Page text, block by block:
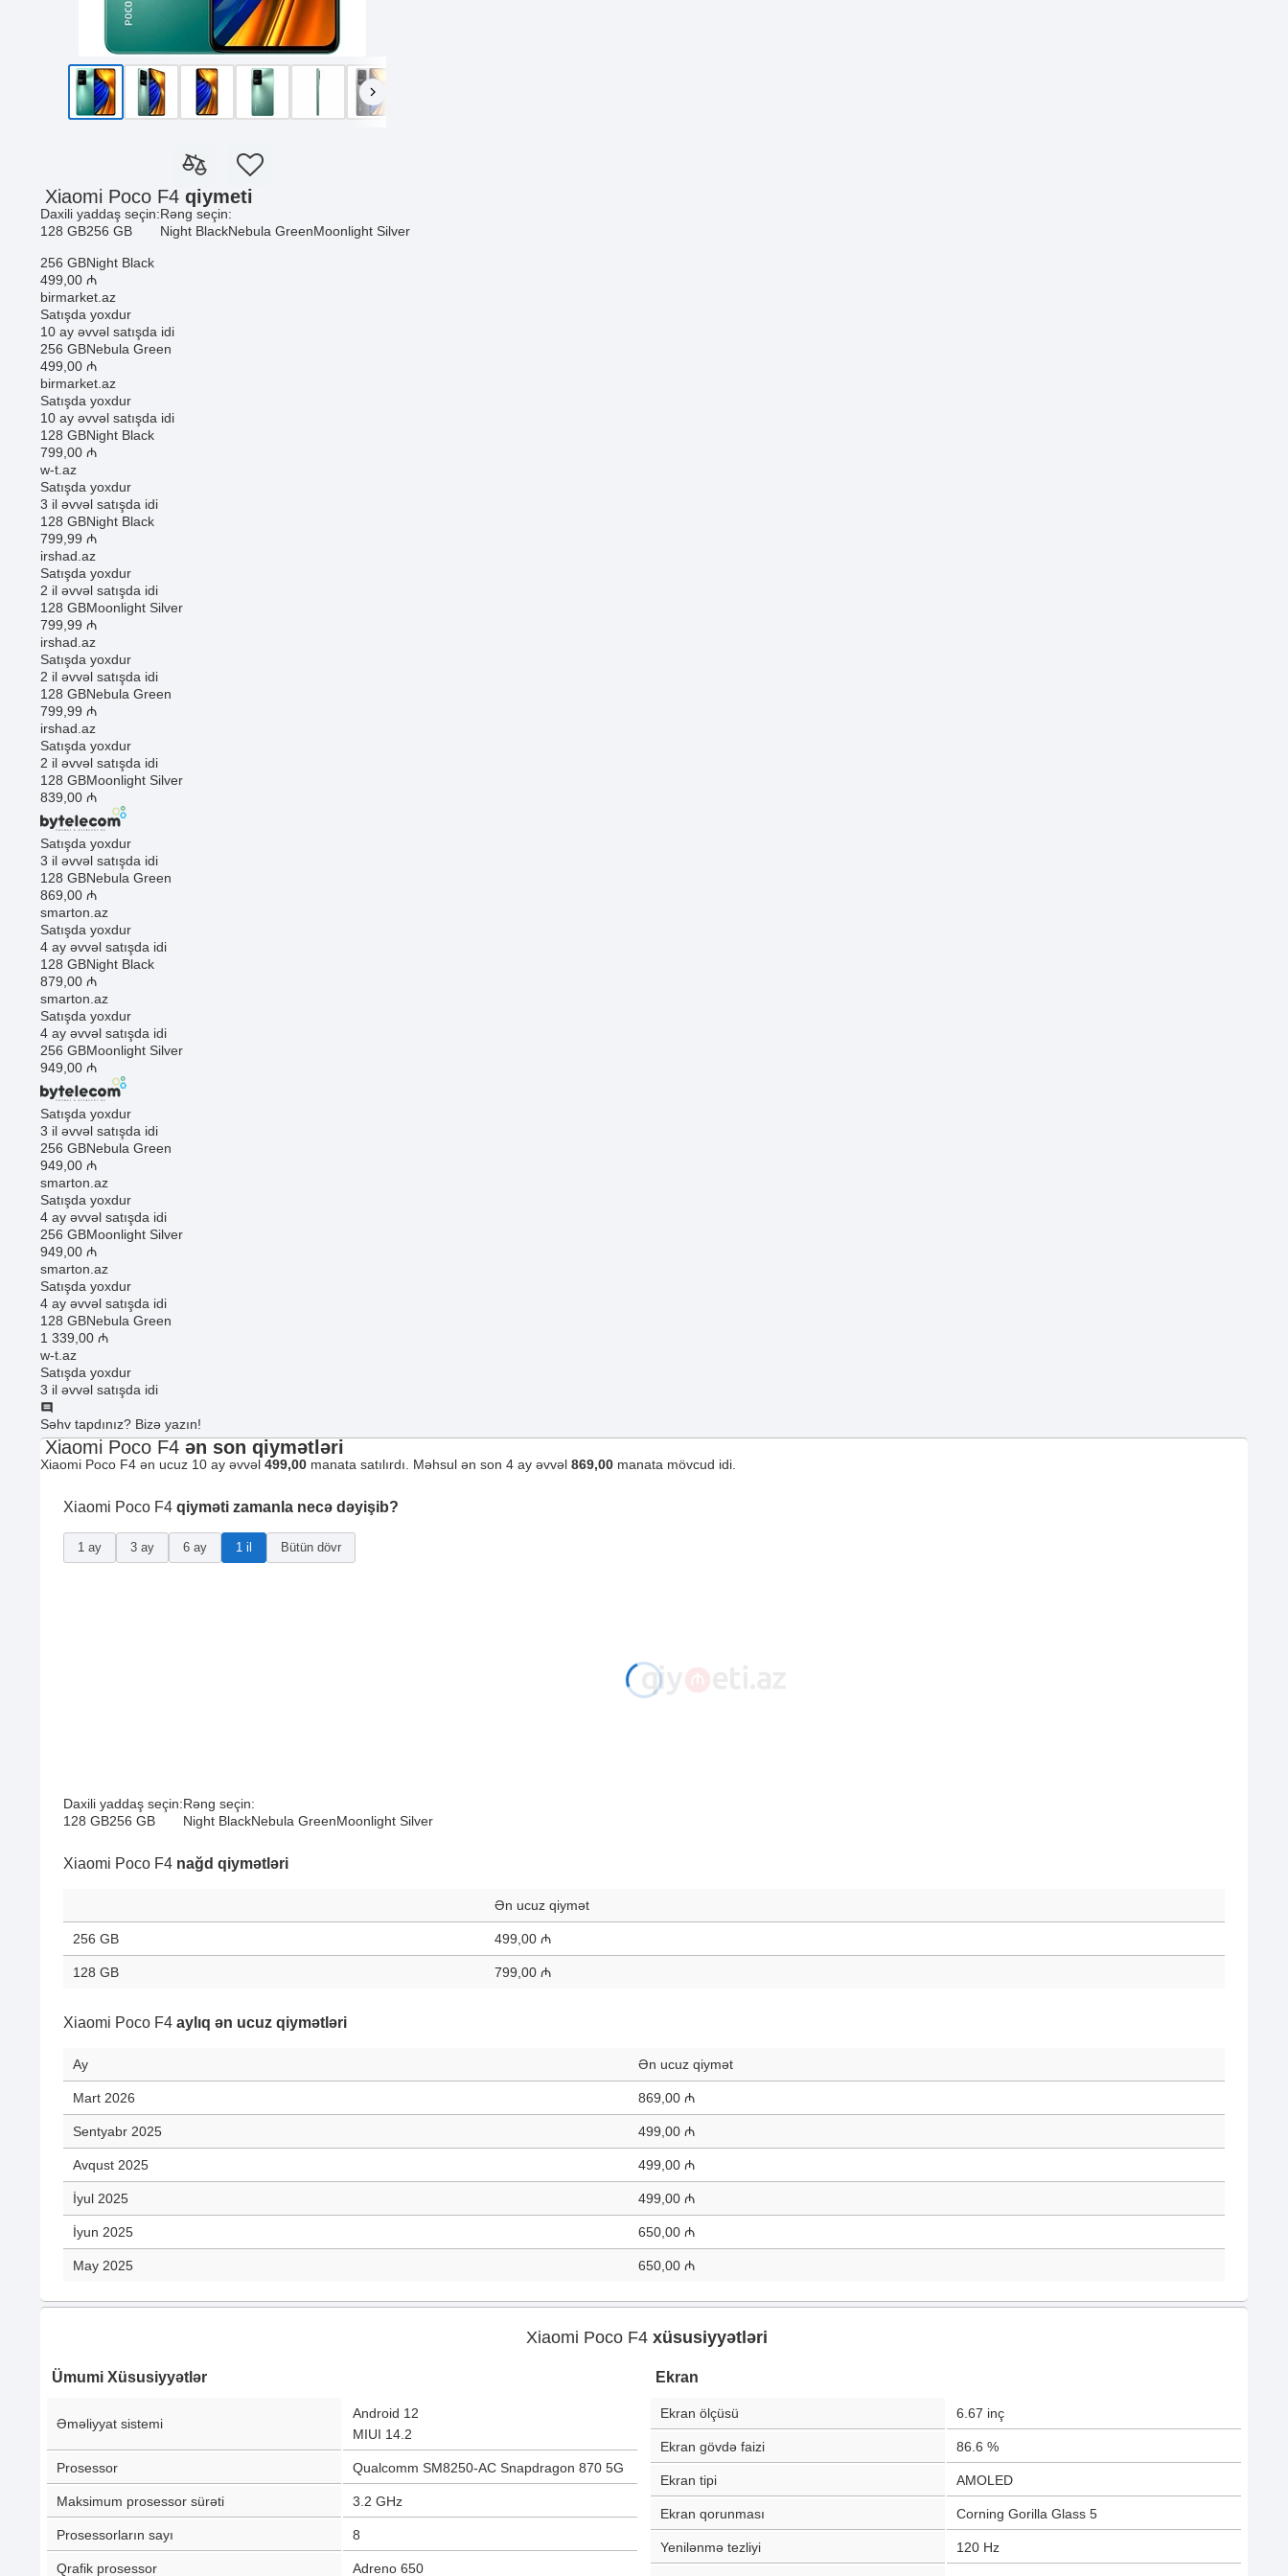
Xiaomi Poco F4 qiymeti
Daxili yaddaş seçin:
128 GB256 GB
Rəng seçin:
Night BlackNebula GreenMoonlight Silver
256 GBNight Black
499 ,00 ₼
birmarket.az
Satışda yoxdur
10 ay əvvəl satışda idi
256 GBNebula Green
499 ,00 ₼
birmarket.az
Satışda yoxdur
10 ay əvvəl satışda idi
128 GBNight Black
799 ,00 ₼
w-t.az
Satışda yoxdur
3 il əvvəl satışda idi
128 GBNight Black
799 ,99 ₼
irshad.az
Satışda yoxdur
2 il əvvəl satışda idi
128 GBMoonlight Silver
799 ,99 ₼
irshad.az
Satışda yoxdur
2 il əvvəl satışda idi
128 GBNebula Green
799 ,99 ₼
irshad.az
Satışda yoxdur
2 il əvvəl satışda idi
128 GBMoonlight Silver
839 ,00 ₼
Satışda yoxdur
3 il əvvəl satışda idi
128 GBNebula Green
869 ,00 ₼
smarton.az
Satışda yoxdur
4 ay əvvəl satışda idi
128 GBNight Black
879 ,00 ₼
smarton.az
Satışda yoxdur
4 ay əvvəl satışda idi
256 GBMoonlight Silver
949 ,00 ₼
Satışda yoxdur
3 il əvvəl satışda idi
256 GBNebula Green
949 ,00 ₼
smarton.az
Satışda yoxdur
4 ay əvvəl satışda idi
256 GBMoonlight Silver
949 ,00 ₼
smarton.az
Satışda yoxdur
4 ay əvvəl satışda idi
128 GBNebula Green
1 339 ,00 ₼
w-t.az
Satışda yoxdur
3 il əvvəl satışda idi
Səhv tapdınız? Bizə yazın!
Xiaomi Poco F4 ən son qiymətləri
Xiaomi Poco F4 ən ucuz 10 ay əvvəl 499,00 manata satılırdı. Məhsul ən son 4 ay əvvəl 869,00 manata mövcud idi.
Xiaomi Poco F4 qiyməti zamanla necə dəyişib?
1 ay 3 ay 6 ay 1 il Bütün dövr
Daxili yaddaş seçin:
128 GB256 GB
Rəng seçin:
Night BlackNebula GreenMoonlight Silver
Xiaomi Poco F4 nağd qiymətləri
Ən ucuz qiymət
256 GB 499,00 ₼
128 GB 799,00 ₼
Xiaomi Poco F4 aylıq ən ucuz qiymətləri
Ay Ən ucuz qiymət
Mart 2026 869,00 ₼
Sentyabr 2025 499,00 ₼
Avqust 2025 499,00 ₼
İyul 2025 499,00 ₼
İyun 2025 650,00 ₼
May 2025 650,00 ₼
Xiaomi Poco F4 xüsusiyyətləri
Ümumi Xüsusiyyətlər
Əməliyyat sistemi
Android 12
MIUI 14.2
Prosessor Qualcomm SM8250-AC Snapdragon 870 5G
Maksimum prosessor sürəti 3.2 GHz
Prosessorların sayı 8
Qrafik prosessor Adreno 650
Ekran
Ekran ölçüsü 6.67 inç
Ekran gövdə faizi 86.6 %
Ekran tipi AMOLED
Ekran qorunması Corning Gorilla Glass 5
Yenilənmə tezliyi 120 Hz